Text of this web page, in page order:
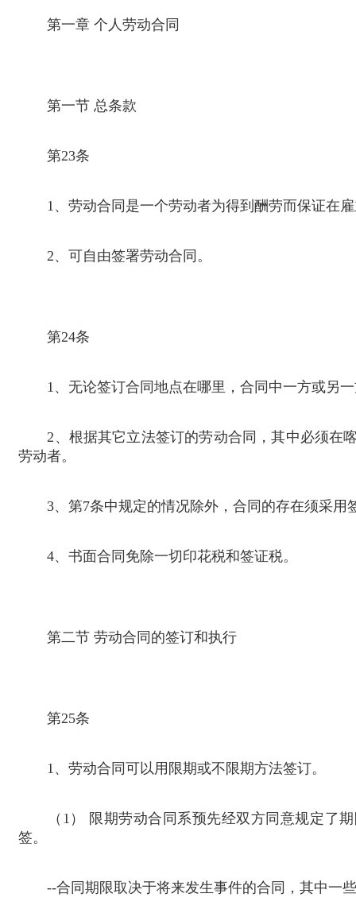
第一章 个人劳动合同
第一节 总条款
第23条
1、劳动合同是一个劳动者为得到酬劳而保证在
2、可自由签署劳动合同。
第24条
1、无论签订合同地点在哪里，合同中一方或另
2 、根据其它立法签订的劳动合同，其中必须在
劳动者。
3、第7条中规定的情况除外，合同的存在须采
4、书面合同免除一切印花税和签证税。
第二节 劳动合同的签订和执行
第25条
1、劳动合同可以用限期或不限期方法签订。
（ 1 ） 限期劳动合同系预先经双方同意规定了
签。
--合同期限取决于将来发生事件的合同，其中一